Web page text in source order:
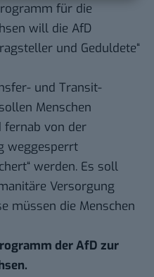
für die
will die AfD
und Geduldete“
und Transit-
Menschen
fernab von der
weggesperrt
werden. Es soll
Versorgung
müssen die Menschen
der AfD zur
.